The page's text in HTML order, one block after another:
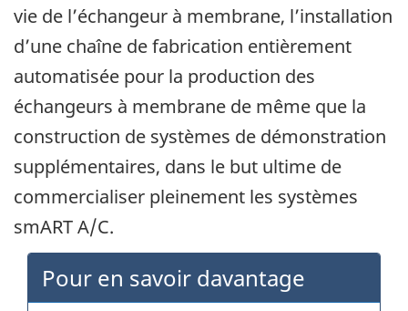
vie de l’échangeur à membrane, l’installation
d’une chaîne de fabrication entièrement
automatisée pour la production des
échangeurs à membrane de même que la
construction de systèmes de démonstration
supplémentaires, dans le but ultime de
commercialiser pleinement les systèmes
smART A/C.
Pour en savoir davantage